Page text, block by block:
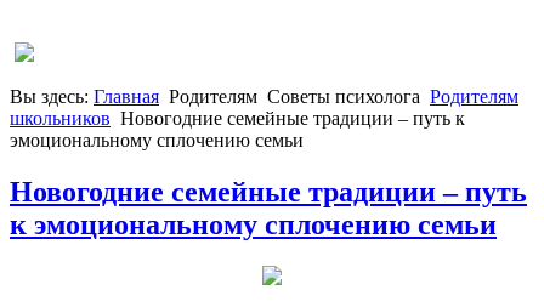
Вы здесь: Главная Родителям Советы психолога Родителям
школьников Новогодние семейные традиции – путь к
эмоциональному сплочению семьи
Новогодние семейные традиции – путь
к эмоциональному сплочению семьи